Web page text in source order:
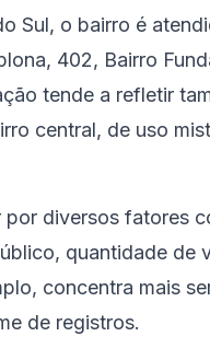
Sul, o bairro é
402, Bairro
tende a refletir
central, de uso
diversos fatores
quantidade de
concentra mais
de registros.